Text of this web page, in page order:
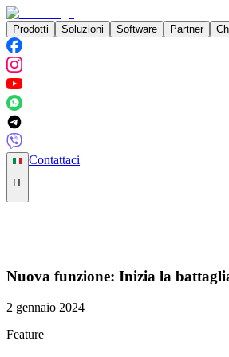
Prodotti Soluzioni Software Partner
IT
Contattaci
Nuova funzione: Inizia la
2 gennaio 2024
Feature